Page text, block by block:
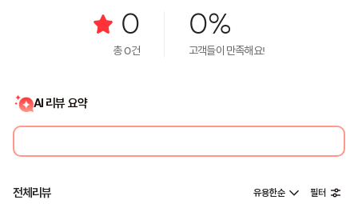
0
총0건
0%
고객들이 만족해요!
AI 리뷰 요약
전체리뷰 유용한순 필터